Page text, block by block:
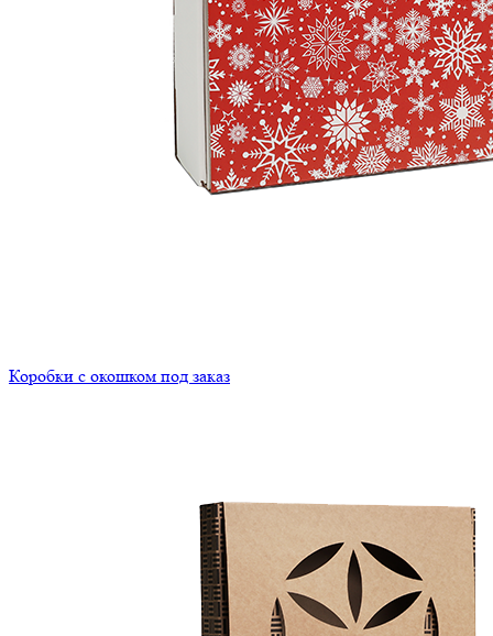
Коробки с окошком под заказ